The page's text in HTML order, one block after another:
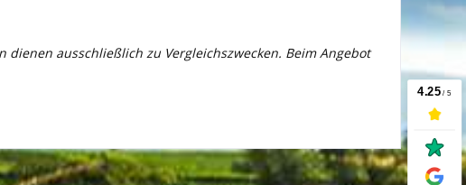
ausschließlich zu Vergleichszwecken. Beim Angebot